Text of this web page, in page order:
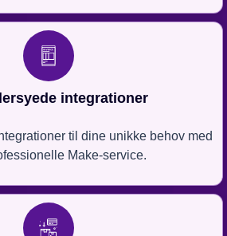
integrationer
til dine unikke behov med
Make-service.